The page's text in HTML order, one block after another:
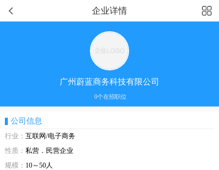
企业详情
广州蔚蓝商务科技有限公司
0个在招职位
公司信息
行业： 互联网/电子商务
性质： 私营．民营企业
规模： 10～50人